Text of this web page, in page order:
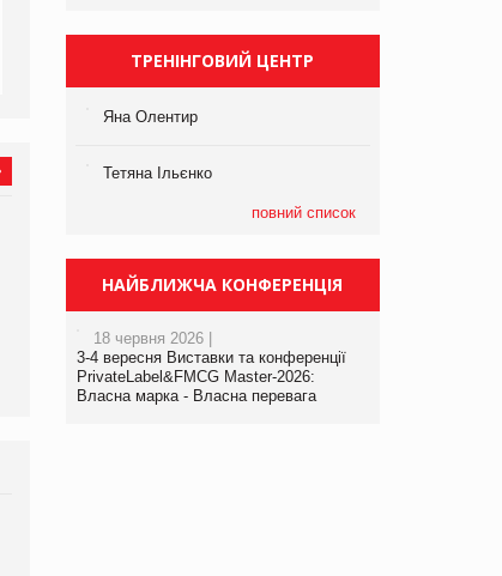
Файно маркет Директор
департаменту з
виробництва
ТРЕНІНГОВИЙ ЦЕНТР
Яна Олентир
Тетяна Ільєнко
повний список
НАЙБЛИЖЧА КОНФЕРЕНЦІЯ
18 червня 2026 |
3-4 вересня Виставки та конференції
PrivateLabel&FMCG Master-2026:
Власна марка - Власна перевага